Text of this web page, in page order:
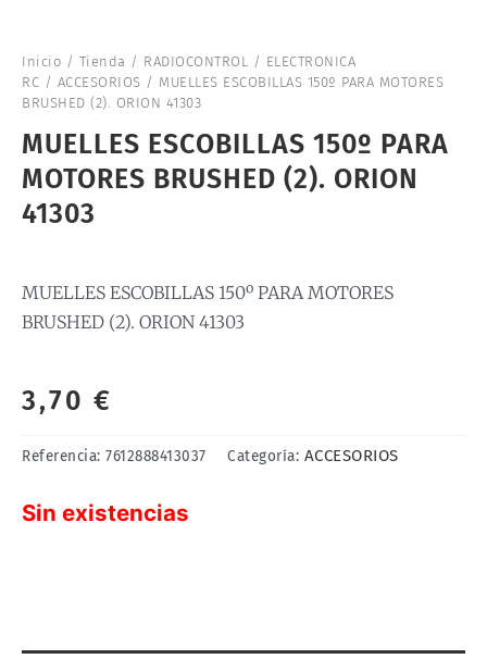
Inicio / Tienda / RADIOCONTROL / ELECTRONICA
RC / ACCESORIOS / MUELLES ESCOBILLAS 150º PARA MOTORES
BRUSHED (2). ORION 41303
MUELLES ESCOBILLAS 150º PARA
MOTORES BRUSHED (2). ORION
41303
MUELLES ESCOBILLAS 150º PARA MOTORES
BRUSHED (2). ORION 41303
3,70 €
Referencia: 7612888413037 Categoría: ACCESORIOS
Sin existencias